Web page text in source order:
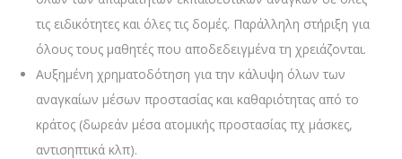
τις ειδικότητες και όλες τις δομές. Παράλληλη στήριξη για
όλους τους μαθητές που αποδεδειγμένα τη χρειάζονται.
Αυξημένη χρηματοδότηση για την κάλυψη όλων των
αναγκαίων μέσων προστασίας και καθαριότητας από το
κράτος (δωρεάν μέσα ατομικής προστασίας πχ μάσκες,
αντισηπτικά κλπ).